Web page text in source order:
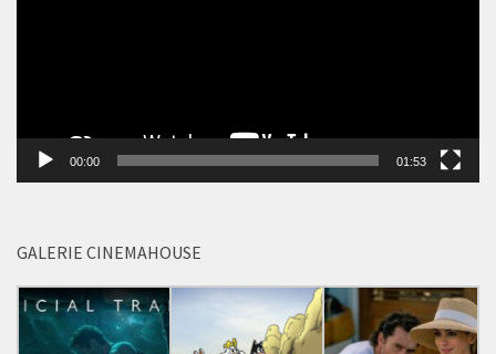
00:00 01:53
GALERIE CINEMAHOUSE